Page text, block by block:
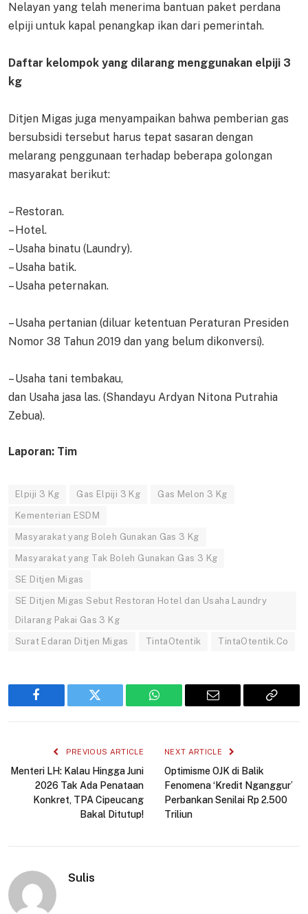
Nelayan yang telah menerima bantuan paket perdana
elpiji untuk kapal penangkap ikan dari pemerintah.
Daftar kelompok yang dilarang menggunakan elpiji 3
kg
Ditjen Migas juga menyampaikan bahwa pemberian gas
bersubsidi tersebut harus tepat sasaran dengan
melarang penggunaan terhadap beberapa golongan
masyarakat berikut:
– Restoran.
– Hotel.
– Usaha binatu (Laundry).
– Usaha batik.
– Usaha peternakan.
– Usaha pertanian (diluar ketentuan Peraturan Presiden
Nomor 38 Tahun 2019 dan yang belum dikonversi).
– Usaha tani tembakau,
dan Usaha jasa las. (Shandayu Ardyan Nitona Putrahia
Zebua).
Laporan: Tim
Elpiji 3 Kg Gas Elpiji 3 Kg Gas Melon 3 Kg
Kementerian ESDM
Masyarakat yang Boleh Gunakan Gas 3 Kg
Masyarakat yang Tak Boleh Gunakan Gas 3 Kg
SE Ditjen Migas
SE Ditjen Migas Sebut Restoran Hotel dan Usaha Laundry
Dilarang Pakai Gas 3 Kg
Surat Edaran Ditjen Migas TintaOtentik TintaOtentik.Co
Facebook Twitter WhatsApp Email
Copy
PREVIOUS ARTICLE
Menteri LH: Kalau Hingga Juni
2026 Tak Ada Penataan
Konkret, TPA Cipeucang
Bakal Ditutup!
NEXT ARTICLE
Optimisme OJK di Balik
Fenomena ‘Kredit Nganggur’
Perbankan Senilai Rp 2.500
Triliun
Sulis